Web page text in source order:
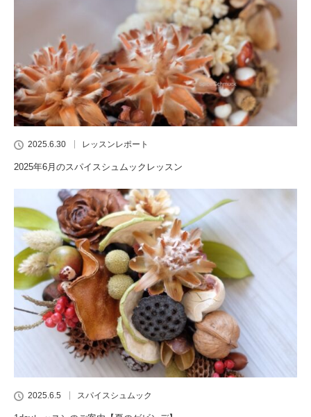
2025.6.30 レッスンレポート
2025年6月のスパイスシュムックレッスン
2025.6.5 スパイスシュムック